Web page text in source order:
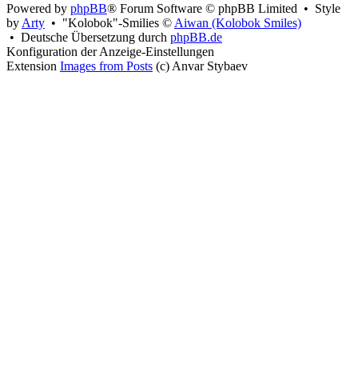
Powered by phpBB® Forum Software © phpBB Limited • Style
by Arty • "Kolobok"-Smilies © Aiwan (Kolobok Smiles)
• Deutsche Übersetzung durch phpBB.de
Konfiguration der Anzeige-Einstellungen
Extension Images from Posts (c) Anvar Stybaev